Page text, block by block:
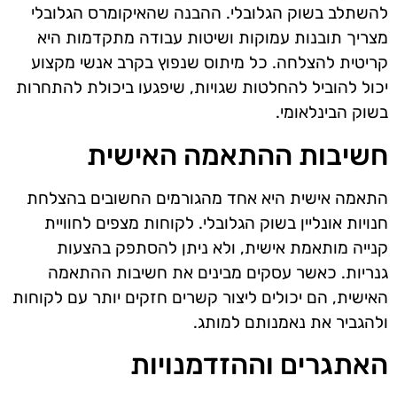
להשתלב בשוק הגלובלי. ההבנה שהאיקומרס הגלובלי
מצריך תובנות עמוקות ושיטות עבודה מתקדמות היא
קריטית להצלחה. כל מיתוס שנפוץ בקרב אנשי מקצוע
יכול להוביל להחלטות שגויות, שיפגעו ביכולת להתחרות
בשוק הבינלאומי.
חשיבות ההתאמה האישית
התאמה אישית היא אחד מהגורמים החשובים בהצלחת
חנויות אונליין בשוק הגלובלי. לקוחות מצפים לחוויית
קנייה מותאמת אישית, ולא ניתן להסתפק בהצעות
גנריות. כאשר עסקים מבינים את חשיבות ההתאמה
האישית, הם יכולים ליצור קשרים חזקים יותר עם לקוחות
ולהגביר את נאמנותם למותג.
האתגרים וההזדמנויות